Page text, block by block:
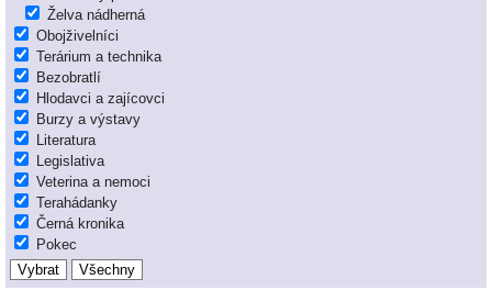
Želva nádherná
Obojživelníci
Terárium a technika
Bezobratlí
Hlodavci a zajícovci
Burzy a výstavy
Literatura
Legislativa
Veterina a nemoci
Terahádanky
Černá kronika
Pokec